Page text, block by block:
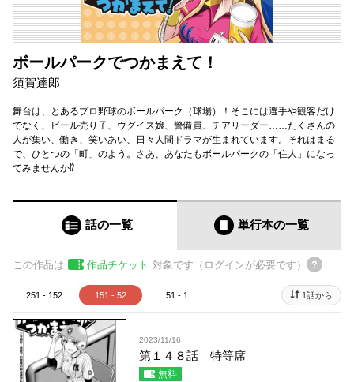
ボールパークでつかまえて！
須賀達郎
舞台は、とあるプロ野球のボールパーク（球場）！そこには選手や観客だけ
でなく、ビール売り子、ウグイス嬢、警備員、チアリーダー……たくさんの
人が集い、働き、笑いあい、日々人間ドラマが生まれています。それはまる
で、ひとつの「町」のよう。さあ、あなたもボールパークの「住人」になっ
てみませんか⁉
話の一覧 単行本の一覧
この作品は 作品チケット 対象です（ログインが必要です）
251 - 152 151 - 52 51 - 1 1話から
2023/11/16
第１４８話 特等席
無料